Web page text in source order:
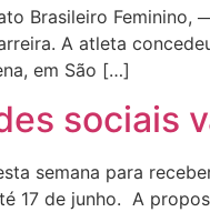
Brasileiro Feminino,
A atleta
em São […]
sociais
semana para
17 de junho. A